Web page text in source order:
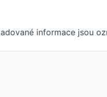
informace jsou